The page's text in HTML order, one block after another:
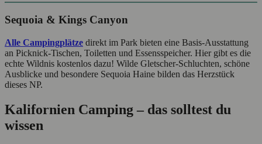
Sequoia & Kings Canyon
Alle Campingplätze direkt im Park bieten eine Basis-Ausstattung
an Picknick-Tischen, Toiletten und Essensspeicher. Hier gibt es die
echte Wildnis kostenlos dazu! Wilde Gletscher-Schluchten, schöne
Ausblicke und besondere Sequoia Haine bilden das Herzstück
dieses NP.
Kalifornien Camping – das solltest du
wissen